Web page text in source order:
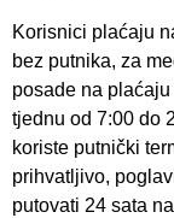
Korisnici plaćaju
bez putnika, za
posade na
tjednu od 7:00 do
koriste putnički
prihvatljivo,
putovati 24 sata